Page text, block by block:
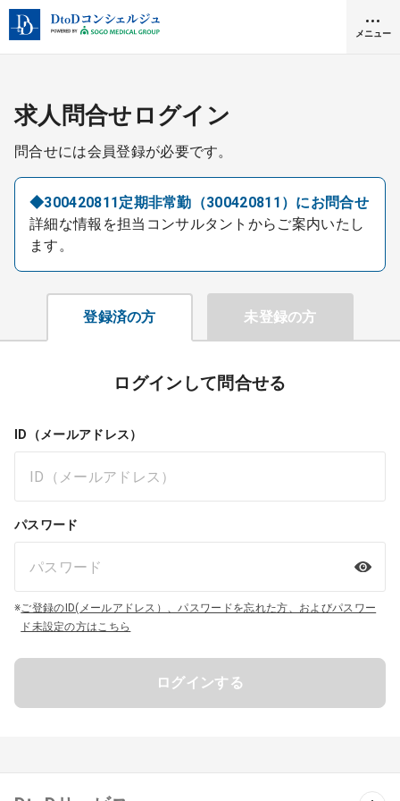
メニュー
クリニック開業
DtoDとは
お問合せ
医院の譲渡・売却をお考えの方
採用をお考えの医療機関の方
求人問合せログイン
問合せには会員登録が必要です。
◆300420811定期非常勤（300420811）にお問合せ
詳細な情報を担当コンサルタントからご案内いたし
ます。
登録済の方 未登録の方
ログインして問合せる
ID（メールアドレス）
パスワード
※ご登録のID(メールアドレス）、パスワードを忘れた方、およびパスワー
ド未設定の方はこちら
ログインする